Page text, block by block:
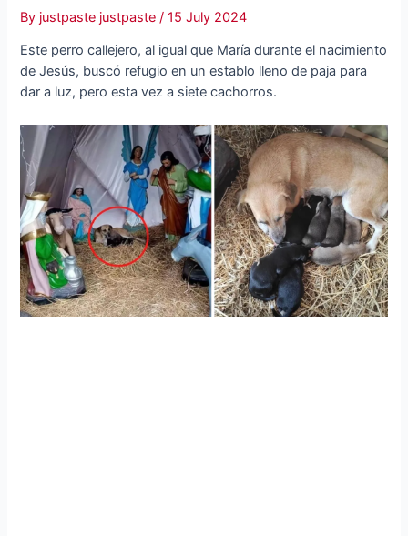
By justpaste justpaste/15 July 2024
Este perro callejero, al igual que María durante el nacimiento
de Jesús, buscó refugio en un establo lleno de paja para
dar a luz, pero esta vez a siete cachorros.